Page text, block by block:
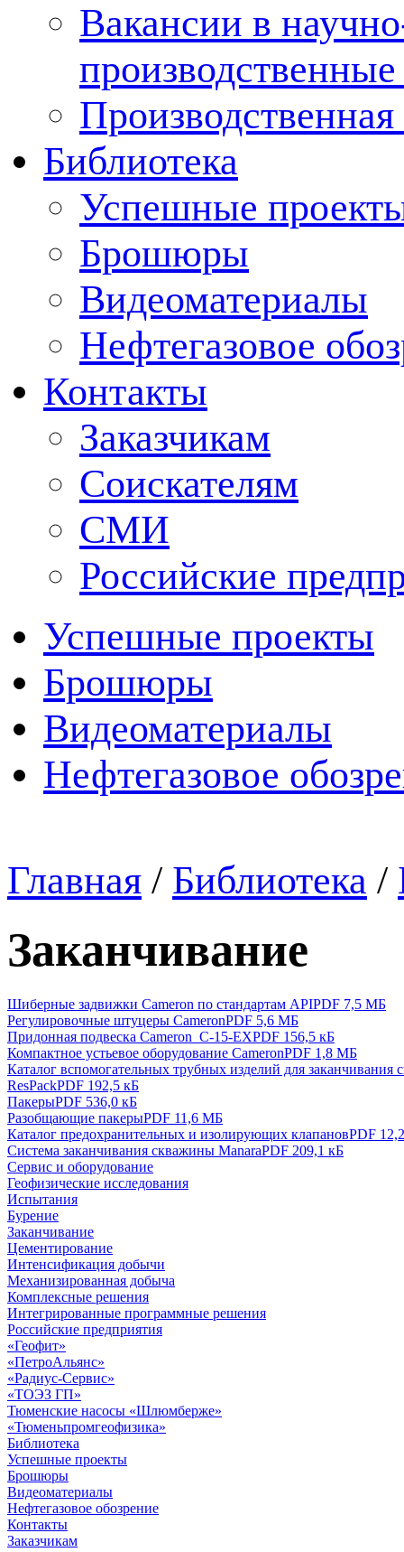
Вакансии в
Производственная
Библиотека
Успешные
Брошюры
Видеоматериалы
Нефтегазовое
Контакты
Заказчикам
Соискателям
СМИ
Российские
Успешные проекты
Брошюры
Видеоматериалы
Нефтегазовое
Главная / Библиотека /
Заканчивание
Шиберные задвижки Cameron по стандартам APIPDF 7,5 МБ
Регулировочные штуцеры CameronPDF 5,6 МБ
Придонная подвеска Cameron_C-15-EXPDF 156,5 кБ
Компактное устьевое оборудование CameronPDF 1,8 МБ
Каталог вспомогательных трубных изделий для заканчивания
ResPackPDF 192,5 кБ
ПакерыPDF 536,0 кБ
Разобщающие пакерыPDF 11,6 МБ
Каталог предохранительных и изолирующих клапановPDF
Система заканчивания скважины ManarаPDF 209,1 кБ
Сервис и оборудование
Геофизические исследования
Испытания
Бурение
Заканчивание
Цементирование
Интенсификация добычи
Механизированная добыча
Комплексные решения
Интегрированные программные решения
Российские предприятия
«Геофит»
«ПетроАльянс»
«Радиус-Сервис»
«ТОЭЗ ГП»
Тюменские насосы «Шлюмберже»
«Тюменьпромгеофизика»
Библиотека
Успешные проекты
Брошюры
Видеоматериалы
Нефтегазовое обозрение
Контакты
Заказчикам